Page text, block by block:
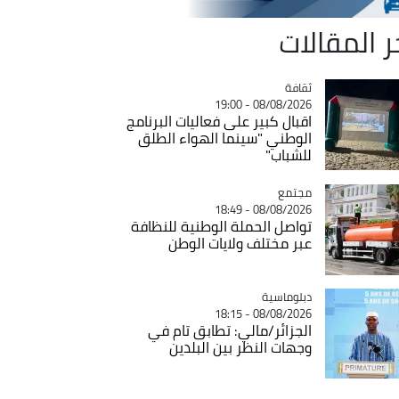
المقالات
Catégorie
ثقافة
08/08/2026 - 19:00
اقبال كبير على فعاليات البرنامج
الوطني "سينما الهواء الطلق
للشباب"
Catégorie
مجتمع
08/08/2026 - 18:49
تواصل الحملة الوطنية للنظافة
عبر مختلف ولايات الوطن
Catégorie
دبلوماسية
08/08/2026 - 18:15
الجزائر/مالي: تطابق تام في
وجهات النظر بين البلدين